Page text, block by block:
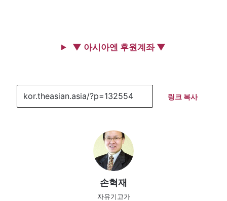
▼ 아시아엔 후원계좌 ▼
링크 복사
손혁재
자유기고가